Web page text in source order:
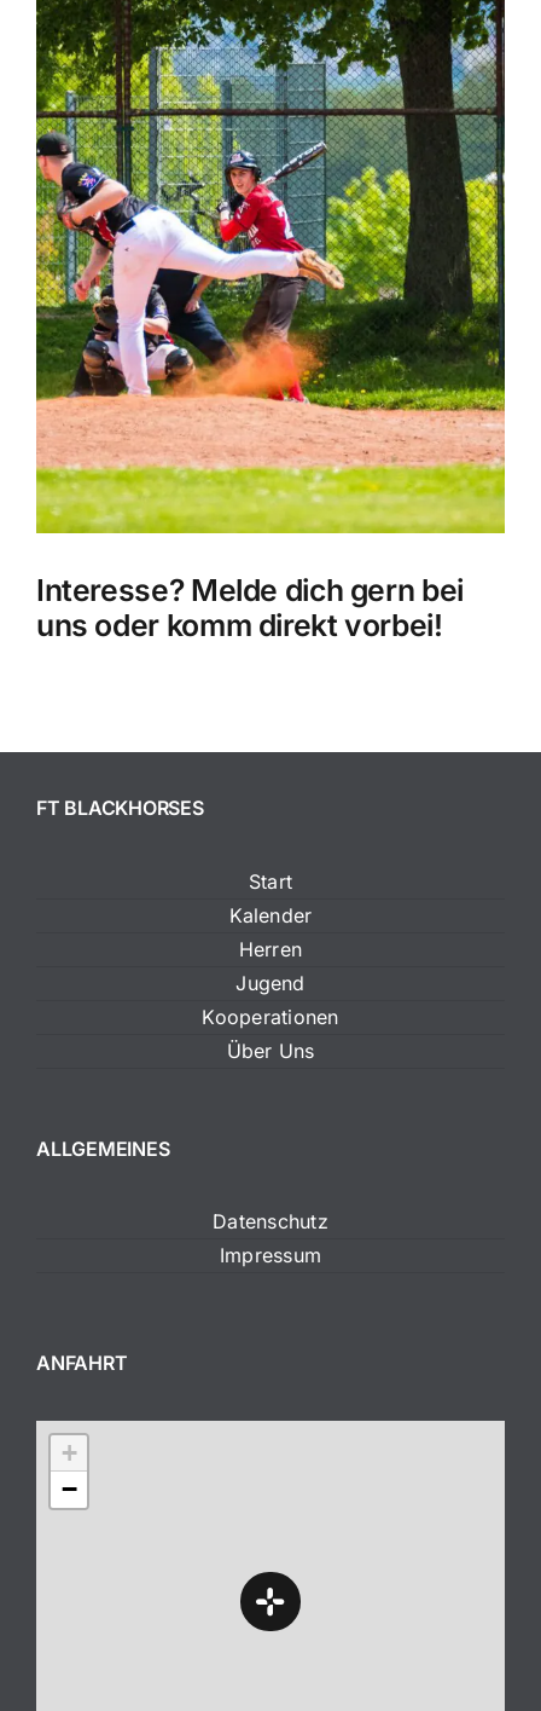
Interesse? Melde dich gern bei
uns oder komm direkt vorbei!
FT BLACKHORSES
Start
Kalender
Herren
Jugend
Kooperationen
Über Uns
ALLGEMEINES
Datenschutz
Impressum
ANFAHRT
+
−